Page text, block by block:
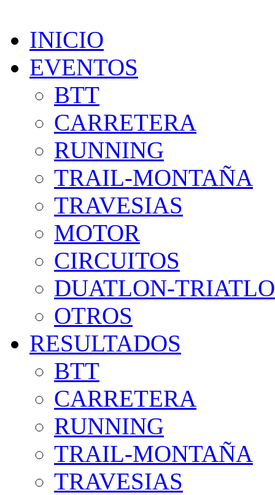
INICIO
EVENTOS
BTT
CARRETERA
RUNNING
TRAIL-MONTAÑA
TRAVESIAS
MOTOR
CIRCUITOS
DUATLON-
OTROS
RESULTADOS
BTT
CARRETERA
RUNNING
TRAIL-MONTAÑA
TRAVESIAS